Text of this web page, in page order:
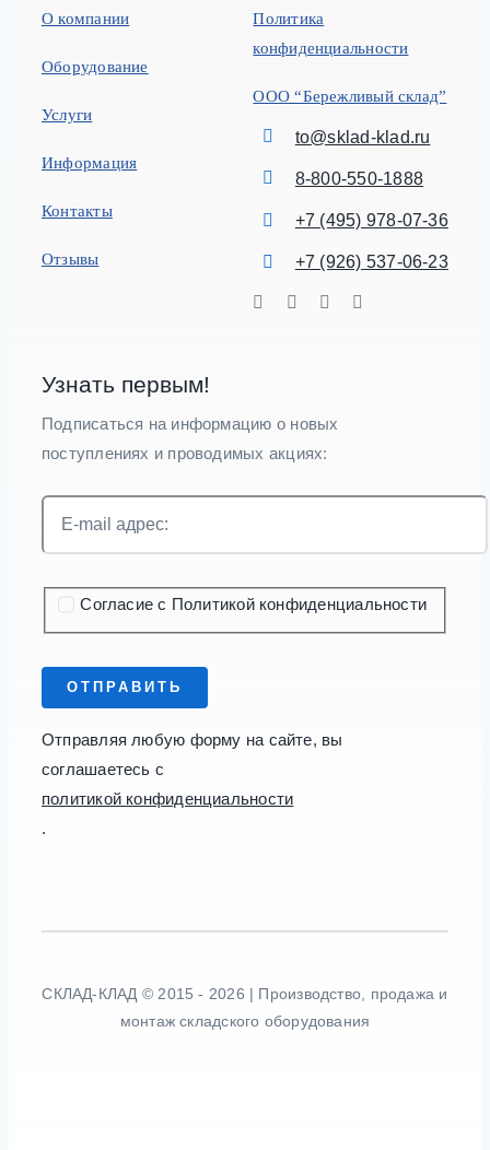
О компании
Оборудование
Услуги
Информация
Контакты
Отзывы
Политика
конфиденциальности
ООО “Бережливый склад”
to@sklad-klad.ru
8-800-550-1888
+7 (495) 978-07-36
+7 (926) 537-06-23
Узнать первым!
Подписаться на информацию о новых
поступлениях и проводимых акциях:
Согласие с Политикой конфиденциальности
ОТПРАВИТЬ
Отправляя любую форму на сайте, вы
соглашаетесь с
политикой конфиденциальности
.
СКЛАД-КЛАД © 2015 - 2026 | Производство, продажа и
монтаж складского оборудования